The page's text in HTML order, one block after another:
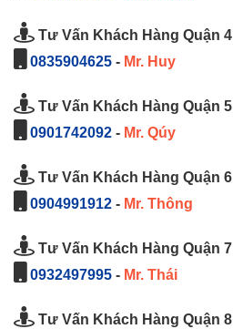
Tư Vấn Khách Hàng Quận 4
0835904625 - Mr. Huy
Tư Vấn Khách Hàng Quận 5
0901742092 - Mr. Qúy
Tư Vấn Khách Hàng Quận 6
0904991912 - Mr. Thông
Tư Vấn Khách Hàng Quận 7
0932497995 - Mr. Thái
Tư Vấn Khách Hàng Quận 8